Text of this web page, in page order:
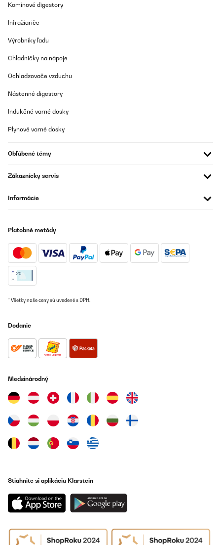
Komínové digestory
Infražiariče
Výrobníky ľadu
Chladničky na nápoje
Ochladzovače vzduchu
Nástenné digestory
Indukčné varné dosky
Plynové varné dosky
Obľúbené témy
Zákaznícky servis
Informácie
Platobné metódy
* Všetky naše ceny sú uvedené s DPH.
Dodanie
Medzinárodný
Stiahnite si aplikáciu Klarstein